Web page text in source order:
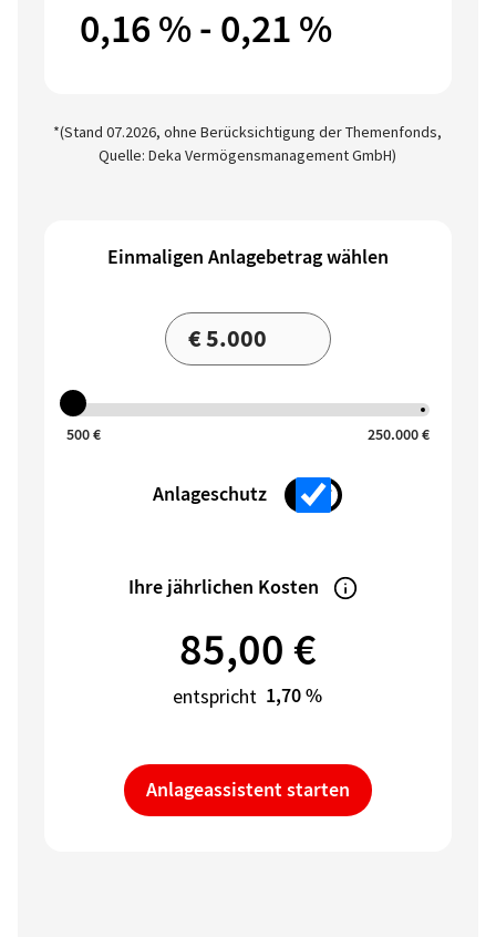
0,16 % - 0,21 %
*(Stand 07.2026, ohne Berücksichtigung der Themenfonds,
Quelle: Deka Vermögensmanagement GmbH)
Einmaligen Anlagebetrag wählen
500 € 250.000 €
Anlageschutz
Ihre jährlichen Kosten
85,00 €
entspricht 1,70 %
Anlageassistent starten